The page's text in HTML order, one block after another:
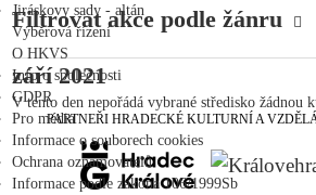
Jiráskovy sady - altán
Výběrová řízení
O HKVS
Info o společnosti
GDPR
Pro média
Informace o souborech cookies
Ochrana oznamovatelů
Informace podle zákona 106/1999Sb
Filtrovat akce podle žánru
září 2021
V tento den nepořádá vybrané středisko žádnou
PARTNEŘI HRADECKÉ KULTURNÍ A